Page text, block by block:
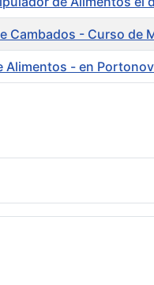
Cambados - Curso de
- en